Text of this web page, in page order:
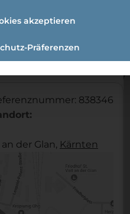
Schwerpunkt
838346
der Glan, Kärnten
akzeptieren
Präferenzen